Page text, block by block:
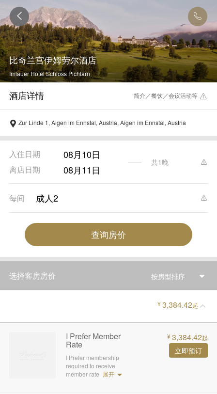
比奇兰宫伊姆劳尔酒店
Imlauer Hotel Schloss Pichlarn
简介／餐饮／会议活动等
Zur Linde 1, Aigen im Ennstal, Austria, Aigen im Ennstal, Austria
入住日期 08月10日
离店日期 08月11日
共1晚
每间 成人2
查询房价
选择客房房价 按房型排序
¥3,384.42起
I Prefer Member
Rate
I Prefer membership
required to receive
member rate 展开
¥3,384.42起
立即预订